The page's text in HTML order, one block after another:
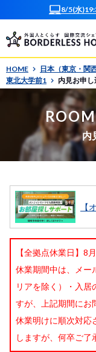
8/5(水
HOME 日本（東京・関
東北大学前1
内見お申
内
【
【全拠点休業日】8
休業期間中は、メー
リアを除く）・入居
すが、上記期間にお
休業明けに順次対応
しますが、何卒ご了